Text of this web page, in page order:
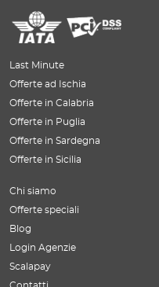
Last Minute
Offerte ad Ischia
Offerte in Calabria
Offerte in Puglia
Offerte in Sardegna
Offerte in Sicilia
Chi siamo
Offerte speciali
Blog
Login Agenzie
Scalapay